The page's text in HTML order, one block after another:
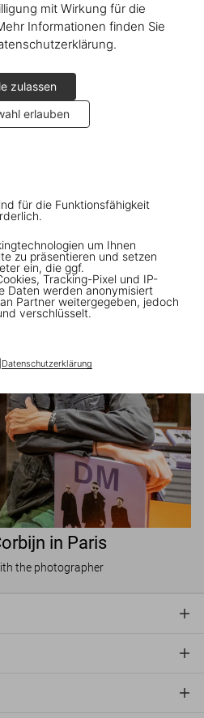
mit Wirkung für die
Informationen finden Sie
zulassen
erlauben
für die Funktionsfähigkeit
um Ihnen
zu präsentieren und setzen
ein, die ggf.
Tracking-Pixel und IP-
Daten werden anonymisiert
Partner weitergegeben, jedoch
verschlüsselt.
Datenschutzerklärung
in London
the photographer
in Paris
the photographer